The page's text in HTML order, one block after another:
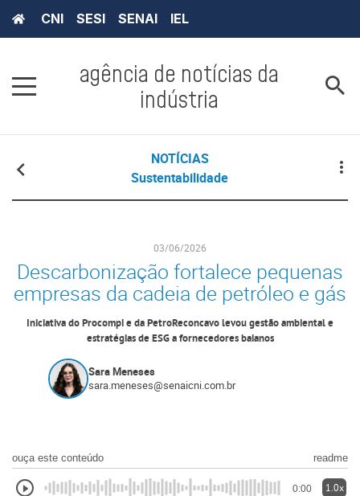
CNI SESI SENAI IEL
agência de notícias da
indústria
NOTÍCIAS
Sustentabilidade
03/06/2026
Descarbonização fortalece pequenas
empresas da cadeia de petróleo e gás
Iniciativa do Procompi e da PetroReconcavo levou gestão ambiental e
estratégias de ESG a fornecedores baianos
Sara Meneses
sara.meneses@senaicni.com.br
ouça este conteúdo readme
0:00 1.0x